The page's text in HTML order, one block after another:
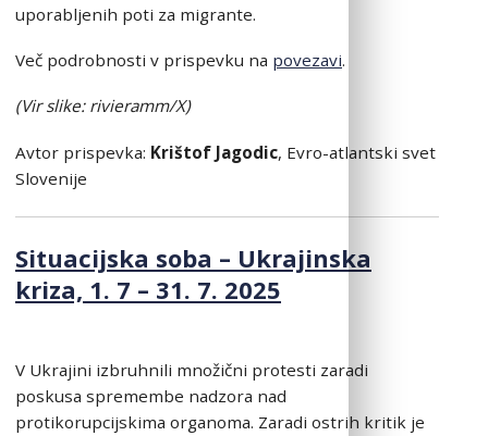
uporabljenih poti za migrante.
Več podrobnosti v prispevku na povezavi.
(Vir slike: rivieramm/X)
Avtor prispevka: Krištof Jagodic, Evro-atlantski svet
Slovenije
Situacijska soba – Ukrajinska
kriza, 1. 7 – 31. 7. 2025
V Ukrajini izbruhnili množični protesti zaradi
poskusa spremembe nadzora nad
protikorupcijskima organoma. Zaradi ostrih kritik je